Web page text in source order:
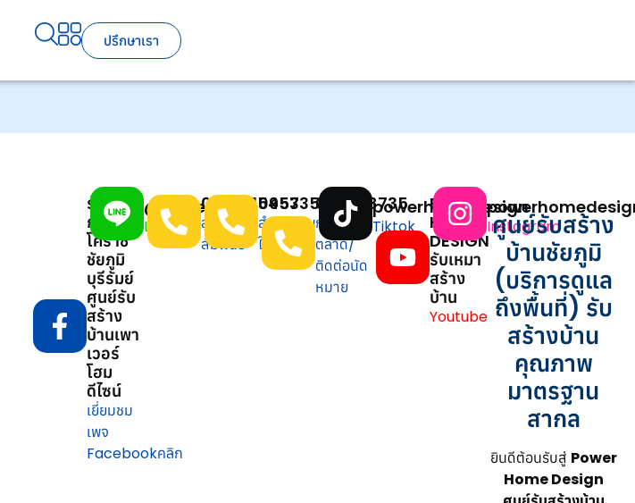
ปรึกษาเรา
รับเหมา
ก่อสร้าง
โคราช
ชัยภูมิ
บุรีรัมย์
ศูนย์รับ
สร้าง
บ้านเพา
เวอร์
โฮม
ดีไซน์
เยี่ยมชม
เพจ
Facebookคลิก
@power789
Line
0937515453
ลูกค้า
สัมพันธ์
0957351959
สำนักงาน
ใหญ่
0821138735
การ
ตลาด/
ติดต่อนัด
หมาย
powerhomedesign
Tiktok
POWER
HOME
DESIGN
รับเหมา
สร้าง
บ้าน
Youtube
Instagram
ศูนย์รับสร้าง
บ้านชัยภูมิ
(บริการดูแล
ถึงพื้นที่) รับ
สร้างบ้าน
คุณภาพ
มาตรฐาน
สากล
ยินดีต้อนรับสู่ Power
Home Design